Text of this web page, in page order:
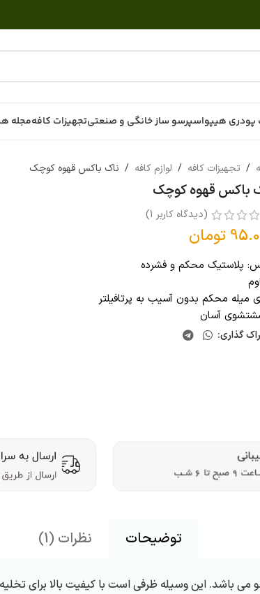
پودری هیپواسپرسو ساز خانگی و صنعتیتجهیزات کافهمجله
/ تجهیزات کافه / لوازم کافه / ناک باکس قهوه کوچک
باکس قهوه کوچک
(دیدگاه کاربر 1
)
تومان
پلاستیک محکم و فشرده
میله محکم بدون آسیب به پرتافیلتر
آسان
گذاری:
توضیحات نظرات (1)
این وسیله ظرفی است با کیفیت بالا برای تخلیه